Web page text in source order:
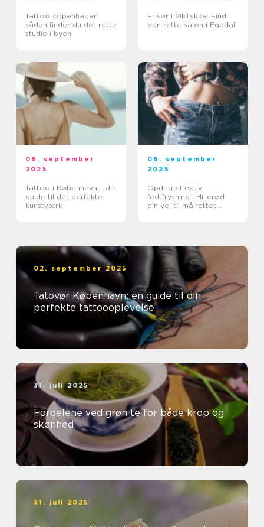
Tattoo copenhagen
sådan finder du det rette
studie i byen
Frisør i Ølstykke: Find
den rette salon i Egedal
06. september
2025
Tattoo i København – din
guide til det perfekte
kunstværk
06. september
2025
Opdag effektiv
fedtfrysning i Hillerød:
din vej til målrettet
02. september 2025
Tatovør København: en guide til din
perfekte tattoooplevelse
31. juli 2025
Fordelene ved grøn te for både krop og
skønhed
31. juli 2025